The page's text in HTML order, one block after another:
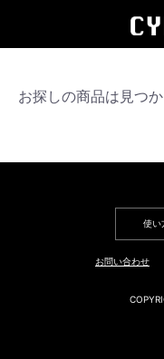
お探しの商品は見つ
使い
お問い合わせ